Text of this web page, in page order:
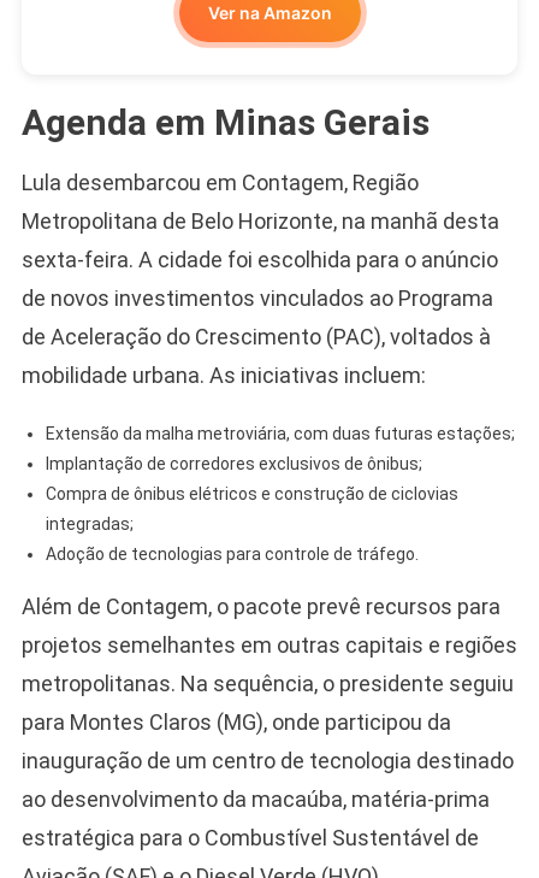
Ver na Amazon
Agenda em Minas Gerais
Lula desembarcou em Contagem, Região
Metropolitana de Belo Horizonte, na manhã desta
sexta-feira. A cidade foi escolhida para o anúncio
de novos investimentos vinculados ao Programa
de Aceleração do Crescimento (PAC), voltados à
mobilidade urbana. As iniciativas incluem:
Extensão da malha metroviária, com duas futuras estações;
Implantação de corredores exclusivos de ônibus;
Compra de ônibus elétricos e construção de ciclovias
integradas;
Adoção de tecnologias para controle de tráfego.
Além de Contagem, o pacote prevê recursos para
projetos semelhantes em outras capitais e regiões
metropolitanas. Na sequência, o presidente seguiu
para Montes Claros (MG), onde participou da
inauguração de um centro de tecnologia destinado
ao desenvolvimento da macaúba, matéria-prima
estratégica para o Combustível Sustentável de